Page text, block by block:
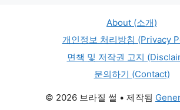
About (소개)
개인정보 처리방침 (Privacy
면책 및 저작권 고지
문의하기 (Contact)
© 2026 브라질 썰 • 제작됨